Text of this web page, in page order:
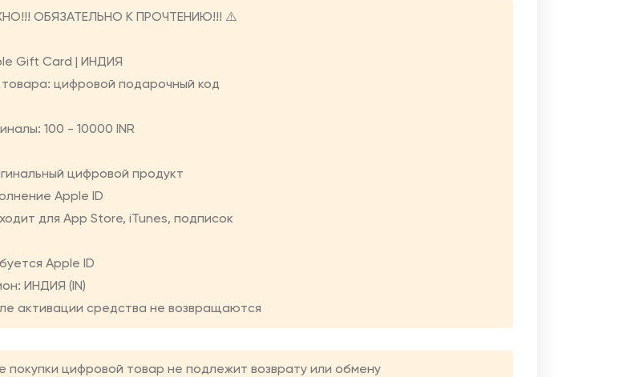
ОБЯЗАТЕЛЬНО К ПРОЧТЕНИЮ!!! ⚠️
Gift Card | ИНДИЯ
товара: цифровой подарочный код
100 - 10000 INR
цифровой продукт
Apple ID
для App Store, iTunes, подписок
Apple ID
ИНДИЯ (IN)
активации средства не возвращаются
покупки цифровой товар не подлежит возврату или обмену